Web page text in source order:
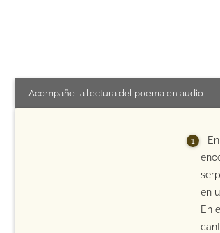
Acompañe la lectura del poema en audio
en
En